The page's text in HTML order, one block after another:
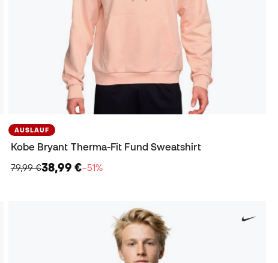
AUSLAUF
Kobe Bryant Therma-Fit Fund Sweatshirt
79,99 €38,99 €−51%